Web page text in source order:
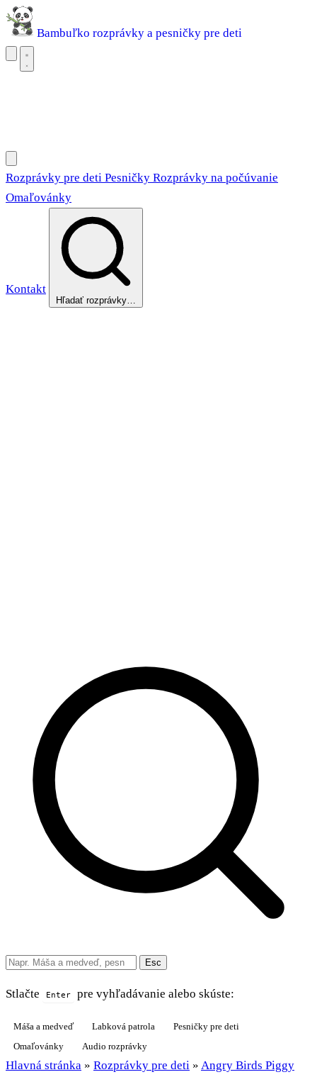
Bambuľko rozprávky a pesničky pre deti
Rozprávky pre deti Pesničky Rozprávky na počúvanie
Omaľovánky
Kontakt
Hľadať rozprávky…
Esc
Stlačte Enter pre vyhľadávanie alebo skúste:
Máša a medveď Labková patrola
Pesničky pre deti
Omaľovánky
Audio rozprávky
Hlavná stránka » Rozprávky pre deti » Angry Birds Piggy